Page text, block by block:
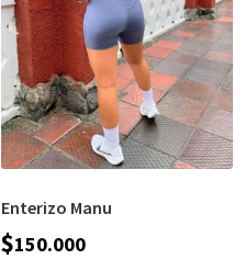
Enterizo Manu
$150.000